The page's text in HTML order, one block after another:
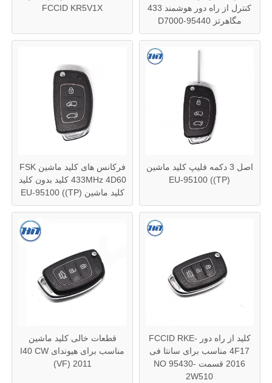
پوسته کلید ماشین
دستگاه برش فرش تک زاویه ای
برنامه نویس کلید ماشین
تراشه فرستنده
کلید هوشمند KEYDIY
کنترل از راه دور هوشمند 433
مگاهرتز 95440-D7000
FCCID KR5V1X
اصل 3 دکمه فلیپ کلید ماشین
EU-95100 ((TP)
فرکانس های کلید ماشین FSK
433MHz 4D60 کلید بدون کلید
کلید ماشین EU-95100 ((TP)
کلید از راه دور FCCID RKE-
4F17 مناسب برای سانتا فی
2016 قسمت NO 95430-
2W510
قطعات خالی کلید ماشین
مناسب برای هیوندای I40 CW
(VF) 2011